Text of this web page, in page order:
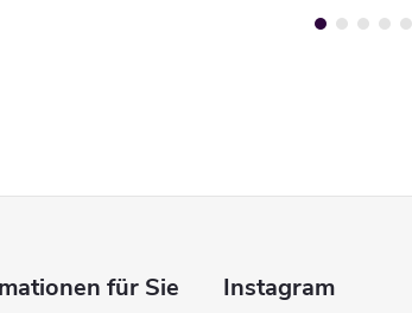
für Sie Instagram